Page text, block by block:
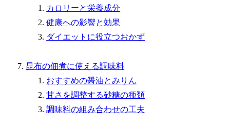
カロリーと栄養成分
健康への影響と効果
ダイエットに役立つおかず
昆布の佃煮に使える調味料
おすすめの醤油とみりん
甘さを調整する砂糖の種類
調味料の組み合わせの工夫